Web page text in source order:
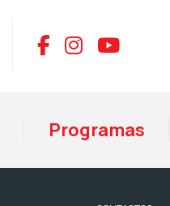
Aceder ao
Aceder
Programas